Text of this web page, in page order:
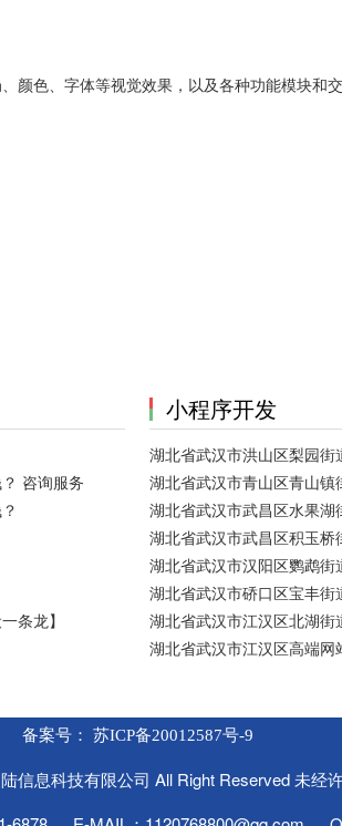
颜色、字体等视觉效果，以及各种功能模块和
咨询服务
条龙】
小程序开发
湖北省武汉市洪山区梨园
湖北省武汉市青山区青山
湖北省武汉市武昌区水果湖
湖北省武汉市武昌区积玉
湖北省武汉市汉阳区鹦鹉
湖北省武汉市硚口区宝丰街
湖北省武汉市江汉区北湖街
湖北省武汉市江汉区高端网
备案号： 苏ICP备20012587号-9
信息科技有限公司 All Right Reserved 未经